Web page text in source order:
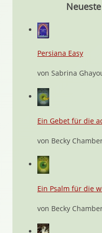
Persiana Easy
von Sabrina
Ein Gebet für die
von Becky
Ein Psalm für die
von Becky